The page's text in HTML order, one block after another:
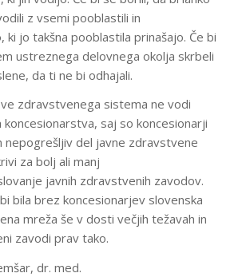
z vsemi pooblastili in
jo takšna pooblastila prinašajo. Če bi
ustreznega delovnega okolja skrbeli
da ti ne bi odhajali.
zdravstvenega sistema ne vodi
saj so koncesionarji
nepogrešljiv del javne zdravstvene
za bolj ali manj
javnih zdravstvenih zavodov.
bila brez koncesionarjev slovenska
mreža še v dosti večjih težavah in
zavodi prav tako.
dr. med.